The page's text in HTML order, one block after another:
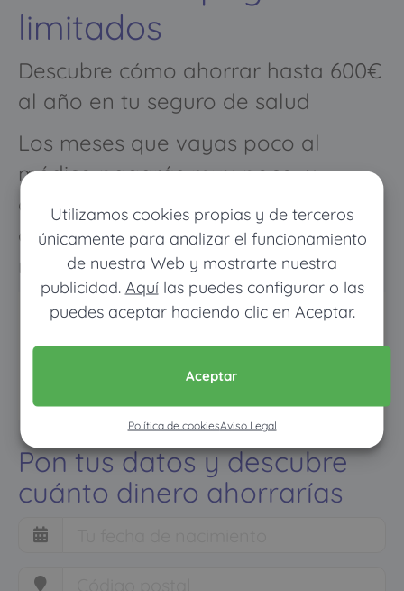
Utilizamos cookies propias y de terceros
únicamente para analizar el funcionamiento
de nuestra Web y mostrarte nuestra
publicidad. Aquílas puedes configurar o las
puedes aceptar haciendo clic en Aceptar.
Aceptar
Política de cookiesAviso Legal
limitados
Descubre cómo ahorrar hasta 600€
al año en tu seguro de salud
Los meses que vayas poco al
médico pagarás muy poco, y
cuando vayas mucho pagarás
como con un seguro médico
normal
Pon tus datos y descubre
cuánto dinero ahorrarías